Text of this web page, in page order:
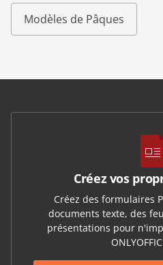
Modèles de Pâques
Créez vos
Créez des formulaires
documents texte, des
présentations pour